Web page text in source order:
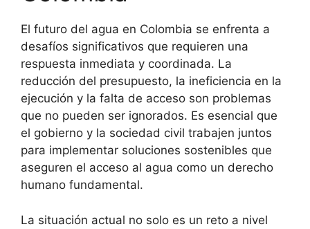
El futuro del agua en Colombia se enfrenta a
desafíos significativos que requieren una
respuesta inmediata y coordinada. La
reducción del presupuesto, la ineficiencia en la
ejecución y la falta de acceso son problemas
que no pueden ser ignorados. Es esencial que
el gobierno y la sociedad civil trabajen juntos
para implementar soluciones sostenibles que
aseguren el acceso al agua como un derecho
humano fundamental.
La situación actual no solo es un reto a nivel